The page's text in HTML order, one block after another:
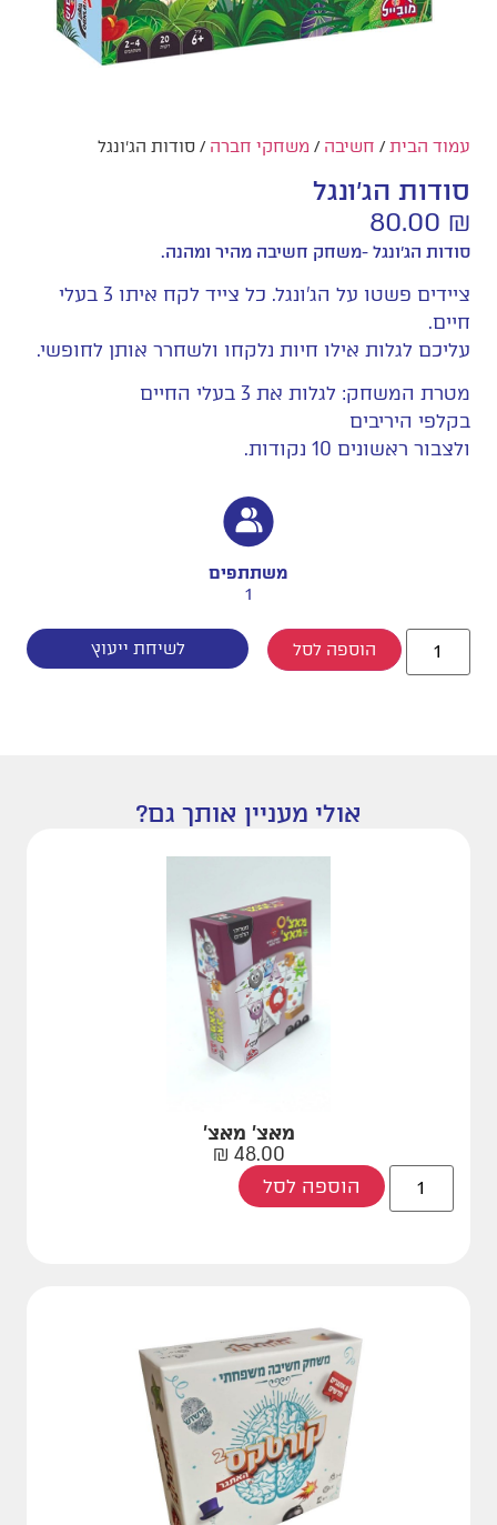
עמוד הבית/ חשיבה / משחקי חברה / סודות הג'ונגל
סודות הג'ונגל
80.00 ₪
סודות הג'ונגל -משחק חשיבה מהיר ומהנה.
ציידים פשטו על הג'ונגל. כל צייד לקח איתו 3 בעלי
חיים.
עליכם לגלות אילו חיות נלקחו ולשחרר אותן לחופשי.
מטרת המשחק: לגלות את 3 בעלי החיים
בקלפי היריבים
ולצבור ראשונים 10 נקודות.
משתתפים
1
הוספה לסל לשיחת ייעוץ
אולי מעניין אותך גם?
מאצ' מאצ'
48.00
₪
הוספה לסל